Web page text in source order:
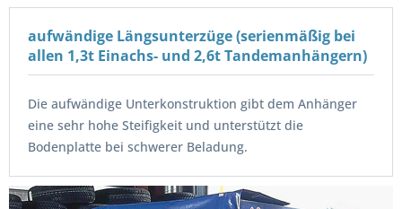
aufwändige Längsunterzüge (serienmäßig bei
allen 1,3t Einachs- und 2,6t Tandemanhängern)
Die aufwändige Unterkonstruktion gibt dem Anhänger
eine sehr hohe Steifigkeit und unterstützt die
Bodenplatte bei schwerer Beladung.